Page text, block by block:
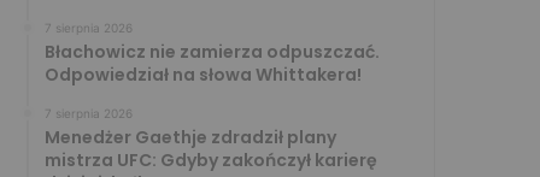
7 sierpnia 2026
Błachowicz nie zamierza odpuszczać.
Odpowiedział na słowa Whittakera!
7 sierpnia 2026
Menedżer Gaethje zdradził plany
mistrza UFC: Gdyby zakończył karierę